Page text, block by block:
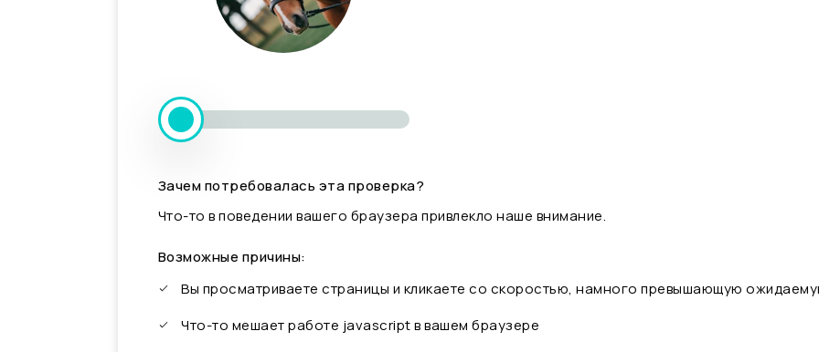
Зачем потребовалась эта проверка?
Что-то в поведении вашего браузера привлекло наше внимание.
Возможные причины:
Вы просматриваете страницы и кликаете со скоростью, намного превышающую
Что-то мешает работе javascript в вашем браузере